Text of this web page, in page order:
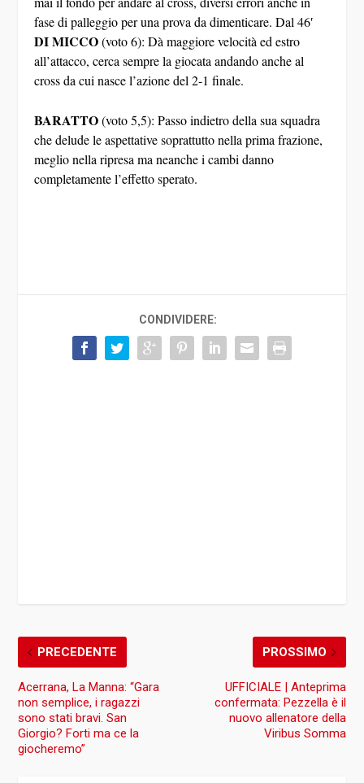
fase di palleggio per una prova da dimenticare. Dal 46′
DI MICCO(voto 6): Dà maggiore velocità ed estro
all’attacco, cerca sempre la giocata andando anche al
cross da cui nasce l’azione del 2-1 finale.
BARATTO(voto 5,5): Passo indietro della sua squadra
che delude le aspettative soprattutto nella prima frazione,
meglio nella ripresa ma neanche i cambi danno
completamente l’effetto sperato.
CONDIVIDERE:
PRECEDENTE
Acerrana, La Manna: “Gara
non semplice, i ragazzi
sono stati bravi. San
Giorgio? Forti ma ce la
giocheremo”
PROSSIMO
UFFICIALE | Anteprima
confermata: Pezzella è il
nuovo allenatore della
Viribus Somma